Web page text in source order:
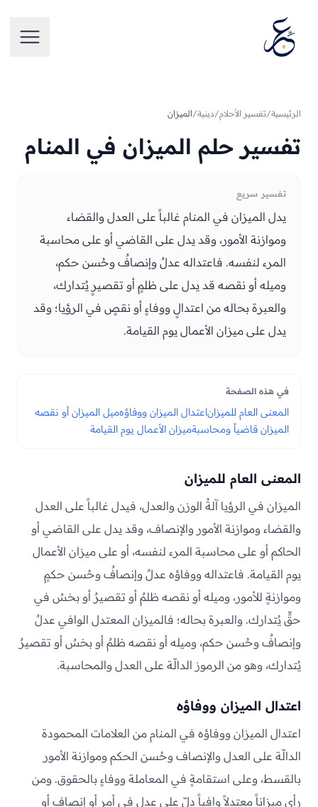
فتح
الرئيسية/تفسير الأحلام/دينية/الميزان
تفسير حلم الميزان في المنام
تفسير سريع
يدل الميزان في المنام غالباً على العدل والقضاء
وموازنة الأمور، وقد يدل على القاضي أو على محاسبة
المرء لنفسه. فاعتداله عدلٌ وإنصافٌ وحُسن حكم،
وميله أو نقصه قد يدل على ظلمٍ أو تقصيرٍ يُتدارك،
والعبرة بحاله من اعتدالٍ ووفاءٍ أو نقصٍ في الرؤيا؛ وقد
يدل على ميزان الأعمال يوم القيامة.
في هذه الصفحة
المعنى العام للميزاناعتدال الميزان ووفاؤهميل الميزان أو نقصه
الميزان قاضياً ومحاسبةميزان الأعمال يوم القيامة
المعنى العام للميزان
الميزان في الرؤيا آلةُ الوزن والعدل، فيدل غالباً على العدل
والقضاء وموازنة الأمور والإنصاف، وقد يدل على القاضي أو
الحاكم أو على محاسبة المرء لنفسه، أو على ميزان الأعمال
يوم القيامة. فاعتداله ووفاؤه عدلٌ وإنصافٌ وحُسن حكمٍ
وموازنةٍ للأمور، وميله أو نقصه ظلمٌ أو تقصيرٌ أو بخسٌ في
حقٍّ يُتدارك. والعبرة بحاله؛ فالميزان المعتدل الوافي عدلٌ
وإنصافٌ وحُسن حكم، وميله أو نقصه ظلمٌ أو بخسٌ أو تقصيرٌ
يُتدارك، وهو من الرموز الدالّة على العدل والمحاسبة.
اعتدال الميزان ووفاؤه
اعتدال الميزان ووفاؤه في المنام من العلامات المحمودة
الدالّة على العدل والإنصاف وحُسن الحكم وموازنة الأمور
بالقسط، وعلى استقامةٍ في المعاملة ووفاءٍ بالحقوق. ومن
رأى ميزاناً معتدلاً وافياً دلّ على عدلٍ في أمرٍ أو إنصافٍ أو